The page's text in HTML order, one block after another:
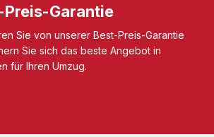
Preis-Garantie
Sie von unserer Best-Preis-Garantie
Sie sich das beste Angebot in
für Ihren Umzug.